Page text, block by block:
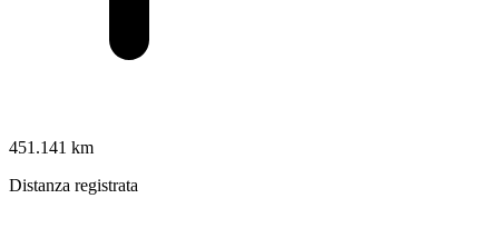
451.141 km
Distanza registrata